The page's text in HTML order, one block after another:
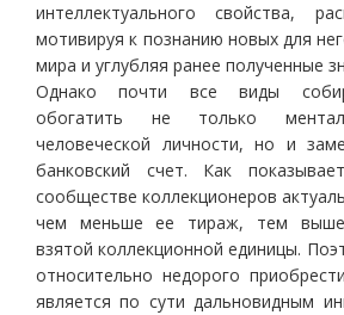
интеллектуального свойства,
мотивируя к познанию новых для
мира и углубляя ранее полученные
Однако почти все виды
обогатить не только
человеческой личности, но и
банковский счет. Как
сообществе коллекционеров
чем меньше ее тираж, тем выше
взятой коллекционной единицы.
относительно недорого
является по сути дальновидным